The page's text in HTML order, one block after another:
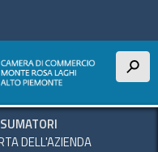
h
DELL'AZIENDA